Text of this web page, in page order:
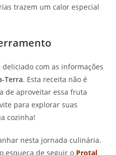
trazem um calor especial
com as informações
Terra. Esta receita não é
de aproveitar essa fruta
para explorar suas
cozinha!
nesta jornada culinária.
esqueça de seguir o Protal